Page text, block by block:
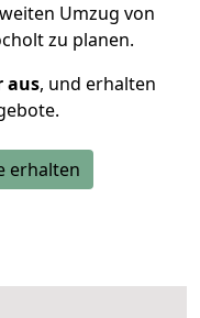
Umzug von
zu planen.
aus, und erhalten
erhalten